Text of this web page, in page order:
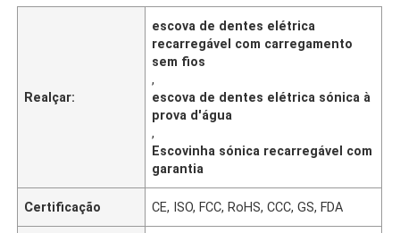
Realçar:
escova de dentes elétrica
recarregável com carregamento
sem fios
,
escova de dentes elétrica sónica à
prova d'água
,
Escovinha sónica recarregável com
garantia
Certificação CE, ISO, FCC, RoHS, CCC, GS, FDA